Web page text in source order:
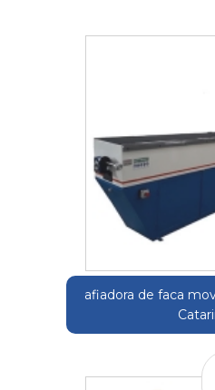
afiadora de faca